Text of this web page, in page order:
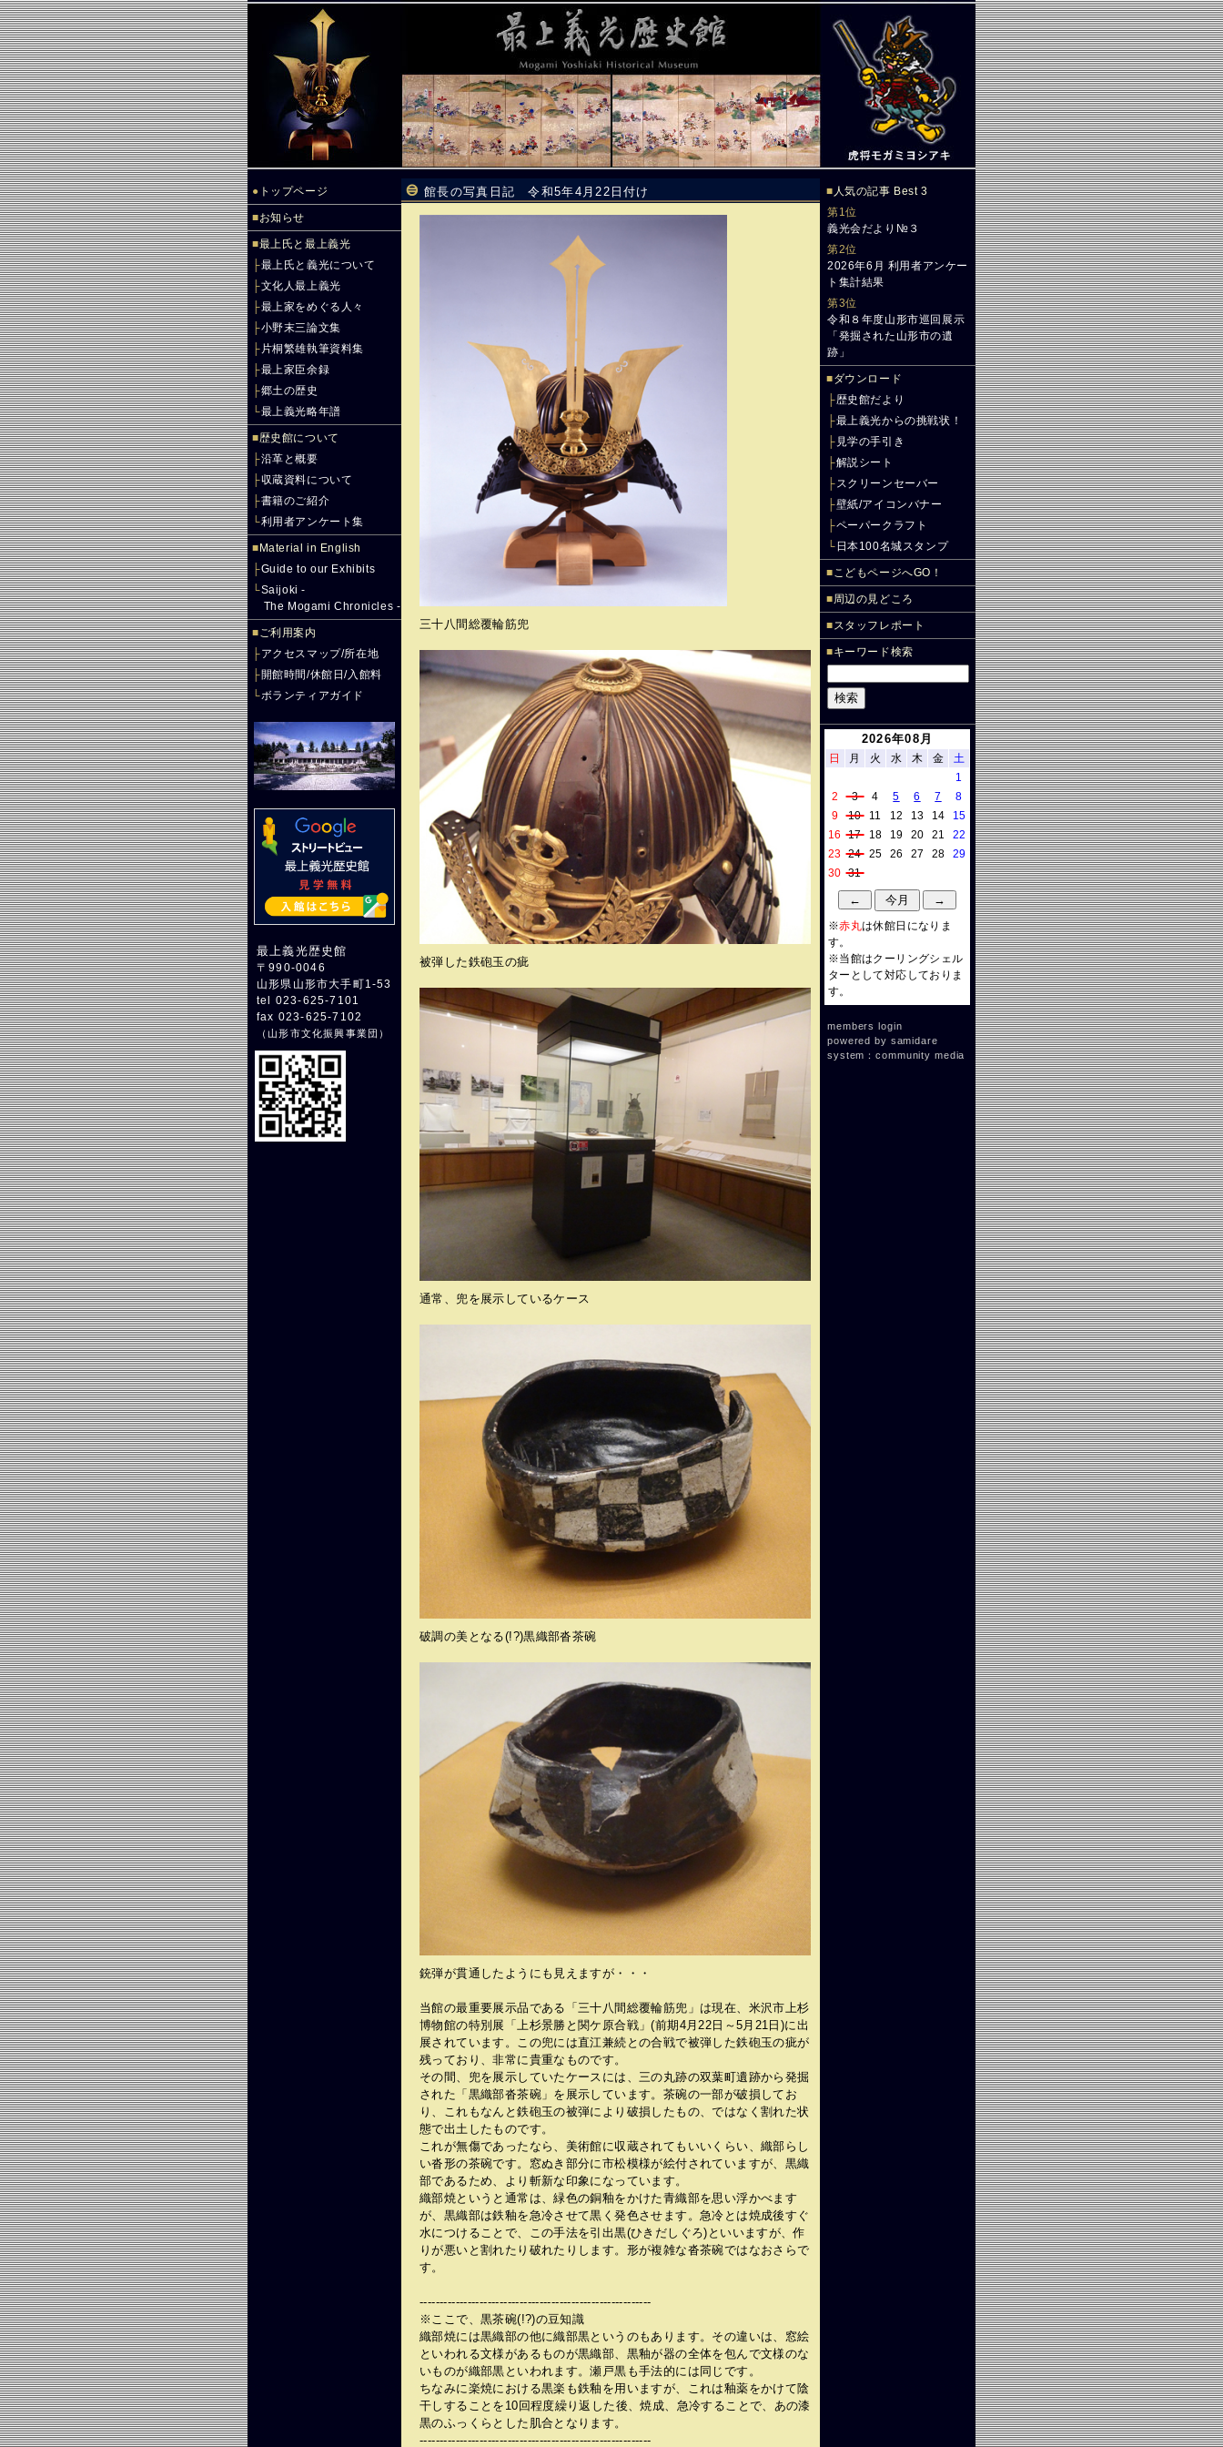
● トップページ
■お知らせ
■最上氏と最上義光
├最上氏と義光について
├文化人最上義光
├最上家をめぐる人々
├小野末三論文集
├ 片桐繁雄執筆資料集
├最上家臣余録
├郷土の歴史
└最上義光略年譜
■歴史館について
├沿革と概要
├収蔵資料について
├書籍のご紹介
└利用者アンケート集
■ Material in English
├Guide to our Exhibits
└Saijoki -
The Mogami Chronicles -
■ご利用案内
├アクセスマップ/所在地
├開館時間/休館日/入館料
└ボランティアガイド
最上義光歴史館
〒990-0046
山形県山形市大手町1-53
tel 023-625-7101
fax 023-625-7102
（山形市文化振興事業団 ）
館長の写真日記 令和5年4月22日付け
三十八間総覆輪筋兜
被弾した鉄砲玉の疵
通常、兜を展示しているケース
破調の美となる(!?)黒織部沓茶碗
銃弾が貫通したようにも見えますが・・・
当館の最重要展示品である「三十八間総覆輪筋兜」は現在、米沢市上杉
博物館の特別展「上杉景勝と関ケ原合戦」(前期4月22日～5月21日)に出
展されています。この兜には直江兼続との合戦で被弾した鉄砲玉の疵が
残っており、非常に貴重なものです。
その間、兜を展示していたケースには、三の丸跡の双葉町遺跡から発掘
された「黒織部沓茶碗」を展示しています。茶碗の一部が破損してお
り、これもなんと鉄砲玉の被弾により破損したもの、ではなく割れた状
態で出土したものです。
これが無傷であったなら、美術館に収蔵されてもいいくらい、織部らし
い沓形の茶碗です。窓ぬき部分に市松模様が絵付されていますが、黒織
部であるため、より斬新な印象になっています。
織部焼というと通常は、緑色の銅釉をかけた青織部を思い浮かべます
が、黒織部は鉄釉を急冷させて黒く発色させます。急冷とは焼成後すぐ
水につけることで、この手法を引出黒(ひきだしぐろ)といいますが、作
りが悪いと割れたり破れたりします。形が複雑な沓茶碗ではなおさらで
す。
----------------------------------------------------------
※ここで、黒茶碗(!?)の豆知識
織部焼には黒織部の他に織部黒というのもあります。その違いは、窓絵
といわれる文様があるものが黒織部、黒釉が器の全体を包んで文様のな
いものが織部黒といわれます。瀬戸黒も手法的には同じです。
ちなみに楽焼における黒楽も鉄釉を用いますが、これは釉薬をかけて陰
干しすることを10回程度繰り返した後、焼成、急冷することで、あの漆
黒のふっくらとした肌合となります。
----------------------------------------------------------
■ 人気の記事 Best 3
第1位
義光会だより№３
第2位
2026年6月 利用者アンケー
ト集計結果
第3位
令和８年度山形市巡回展示
「発掘された山形市の遺
跡」
■ダウンロード
├歴史館だより
├最上義光からの挑戦状！
├ 見学の手引き
├解説シート
├スクリーンセーバー
├壁紙/アイコンバナー
├ペーパークラフト
└ 日本100名城スタンプ
■こどもページへGO！
■周辺の見どころ
■スタッフレポート
■キーワード検索
2026年08月
日 月 火 水 木 金
土
1
2
3 4 5 6 7
8
9
10 11 12 13 14
15
16
17 18 19 20 21
22
23 24 25 26 27 28
29
30 31
※赤丸は休館日になりま
す。
※当館はクーリングシェル
ターとして対応しておりま
す。
members login
powered by samidare
system：community media